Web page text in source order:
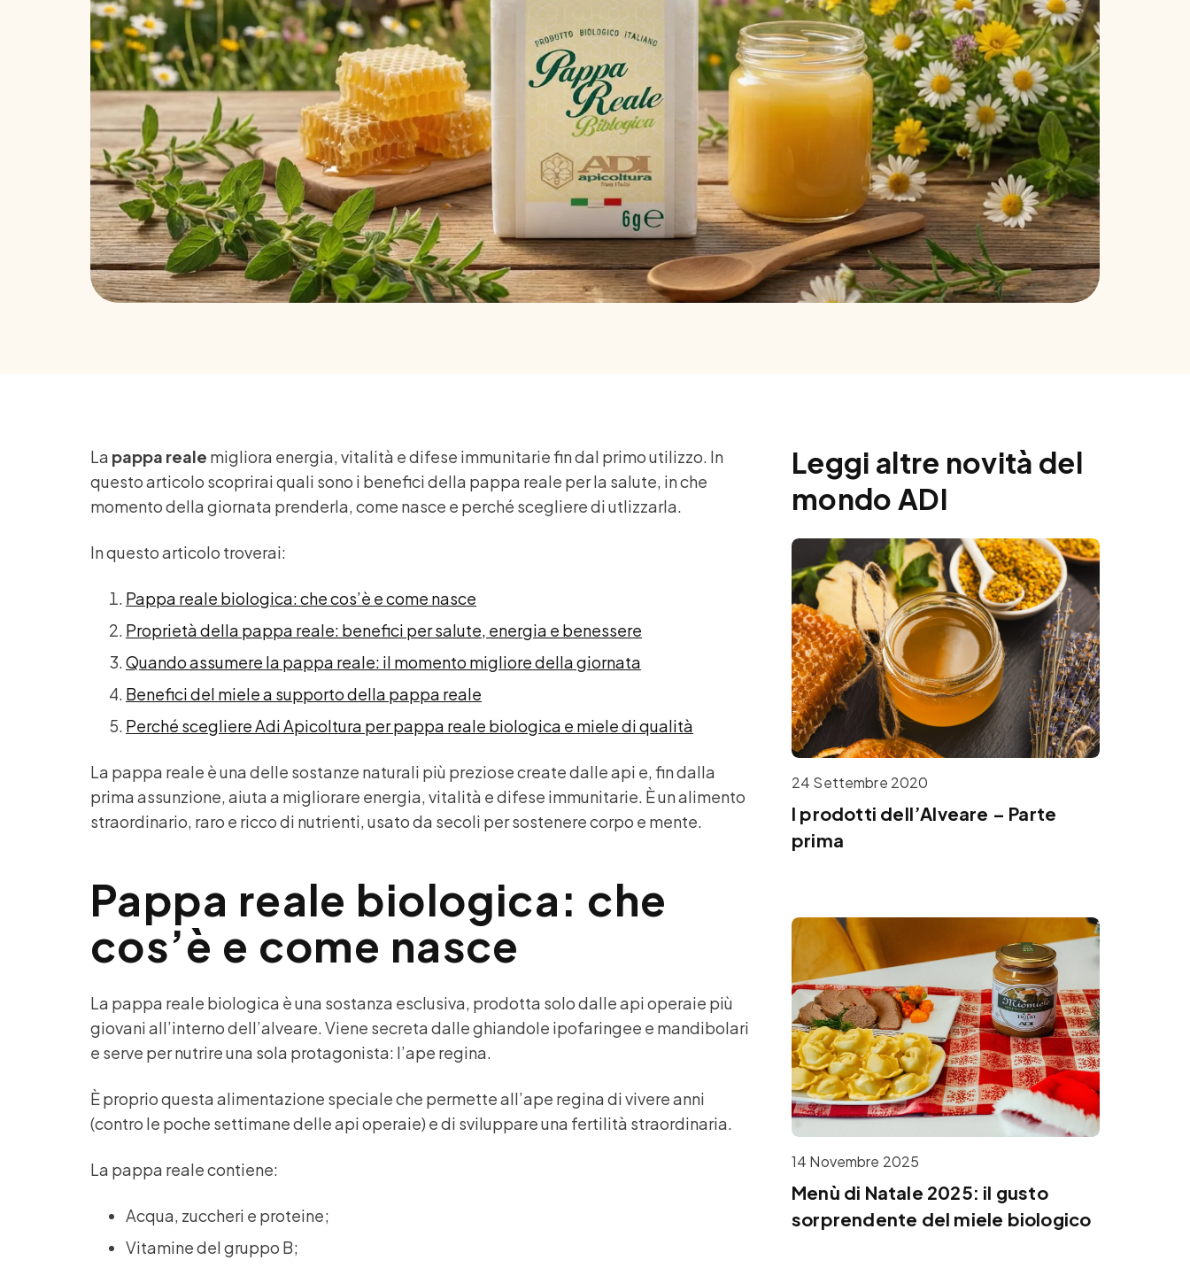
La pappa reale migliora energia, vitalità e difese immunitarie fin dal primo utilizzo. In
questo articolo scoprirai quali sono i benefici della pappa reale per la salute, in che
momento della giornata prenderla, come nasce e perché scegliere di utlizzarla.
In questo articolo troverai:
Pappa reale biologica: che cos’è e come nasce
Proprietà della pappa reale: benefici per salute, energia e benessere
Quando assumere la pappa reale: il momento migliore della giornata
Benefici del miele a supporto della pappa reale
Perché scegliere Adi Apicoltura per pappa reale biologica e miele di qualità
La pappa reale è una delle sostanze naturali più preziose create dalle api e, fin dalla
prima assunzione, aiuta a migliorare energia, vitalità e difese immunitarie. È un alimento
straordinario, raro e ricco di nutrienti, usato da secoli per sostenere corpo e mente.
Pappa reale biologica: che
cos’è e come nasce
La pappa reale biologica è una sostanza esclusiva, prodotta solo dalle api operaie più
giovani all’interno dell’alveare. Viene secreta dalle ghiandole ipofaringee e mandibolari
e serve per nutrire una sola protagonista: l’ape regina.
È proprio questa alimentazione speciale che permette all’ape regina di vivere anni
(contro le poche settimane delle api operaie) e di sviluppare una fertilità straordinaria.
La pappa reale contiene:
Acqua, zuccheri e proteine;
Vitamine del gruppo B;
Leggi altre novità del
mondo ADI
24 Settembre 2020
I prodotti dell’Alveare – Parte
prima
14 Novembre 2025
Menù di Natale 2025: il gusto
sorprendente del miele biologico